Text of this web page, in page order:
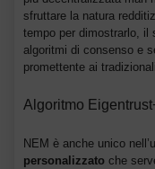
sfruttare la natura
tempo per dimostrarlo, il
algoritmi di consenso e
promettente ai
Algoritmo
NEM è anche unico
personalizzato che